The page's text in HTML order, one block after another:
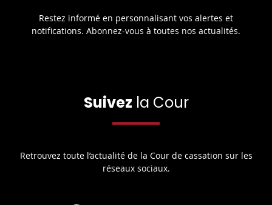
Restez informé en personnalisant vos alertes et
notifications. Abonnez-vous à toutes nos actualités.
Suivez la Cour
Retrouvez toute l’actualité de la Cour de cassation sur les
réseaux sociaux.